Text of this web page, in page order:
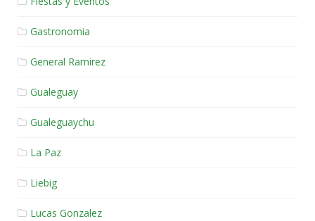
Gastronomia
General Ramirez
Gualeguay
Gualeguaychu
La Paz
Liebig
Lucas Gonzalez